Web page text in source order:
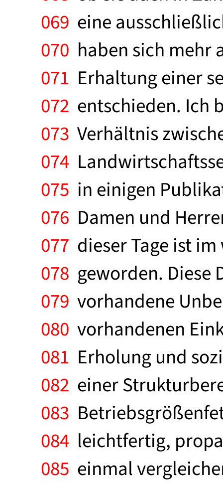
069 eine
070 haben sich mehr
071 Erhaltung einer
072 entschieden. Ich
073 Verhältnis
074
075 in einigen
076 Damen und
077 dieser Tage ist
078 geworden. Diese
079 vorhandene
080 vorhandenen
081 Erholung und
082 einer
083
084 leichtfertig,
085 einmal